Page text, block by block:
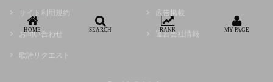
サイト利用規約
お問い合わせ
歌詩リクエスト
広告掲載
運営会社情報
HOME SEARCH RANK MY PAGE